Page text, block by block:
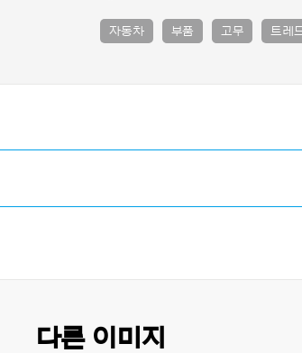
자동차 부품 고무 트레
다른 이미지